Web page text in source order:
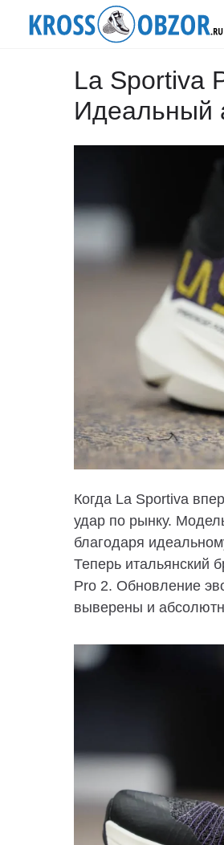
La Sportiva
Идеальный
Когда La Sportiva
удар по рынку.
благодаря
Теперь итальянский
Pro 2. Обновление
выверены и